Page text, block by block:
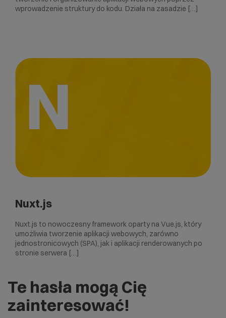
wprowadzenie struktury do kodu. Działa na zasadzie […]
N
Nuxt.js
Nuxt.js to nowoczesny framework oparty na Vue.js, który
umożliwia tworzenie aplikacji webowych, zarówno
jednostronicowych (SPA), jak i aplikacji renderowanych po
stronie serwera […]
Te hasła mogą Cię
zainteresować!